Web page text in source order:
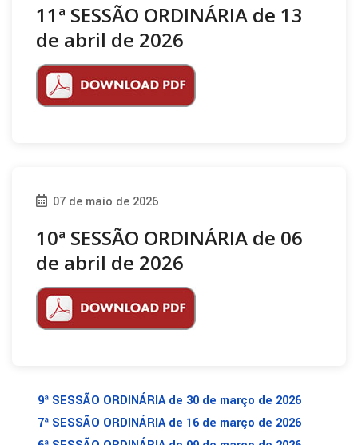
11ª SESSÃO ORDINÁRIA de 13
de abril de 2026
07 de maio de 2026
10ª SESSÃO ORDINÁRIA de 06
de abril de 2026
9ª SESSÃO ORDINÁRIA de 30 de março de 2026
7ª SESSÃO ORDINÁRIA de 16 de março de 2026